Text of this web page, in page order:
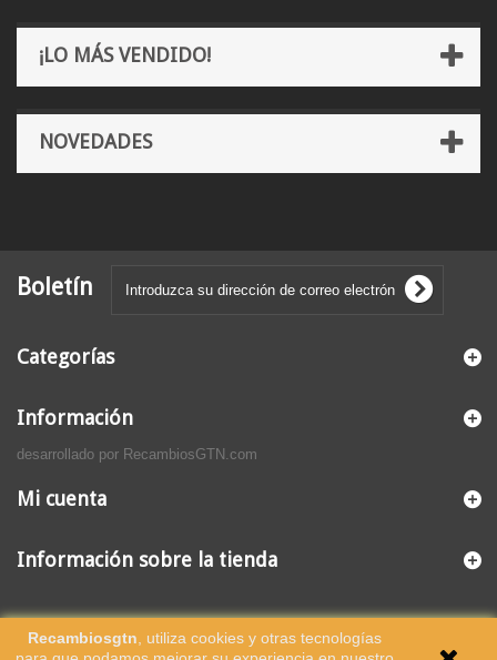
¡LO MÁS VENDIDO!
NOVEDADES
Boletín
Categorías
Información
desarrollado por RecambiosGTN.com
Mi cuenta
Información sobre la tienda
Recambiosgtn , utiliza cookies y otras tecnologías